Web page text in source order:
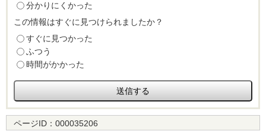
分かりにくかった
この情報はすぐに見つけられましたか？
すぐに見つかった
ふつう
時間がかかった
ページID： 000035206